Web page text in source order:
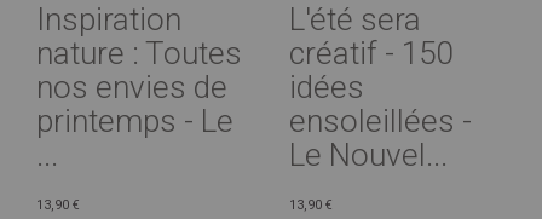
Inspiration
nature : Toutes
nos envies de
printemps - Le
...
13,90 €
L'été sera
créatif - 150
idées
ensoleillées -
Le Nouvel...
13,90 €